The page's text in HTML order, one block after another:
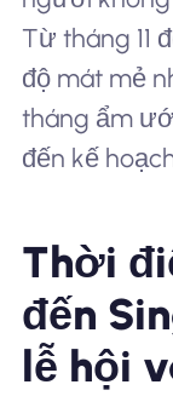
Từ tháng 11
độ mát mẻ
tháng ẩm
đến kế
Thời
đến
lễ hội